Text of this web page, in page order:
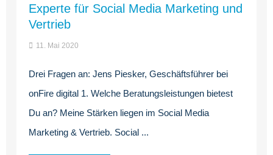
Experte für Social Media Marketing und
Vertrieb
11. Mai 2020
Drei Fragen an: Jens Piesker, Geschäftsführer bei
onFire digital 1. Welche Beratungsleistungen bietest
Du an? Meine Stärken liegen im Social Media
Marketing & Vertrieb. Social ...